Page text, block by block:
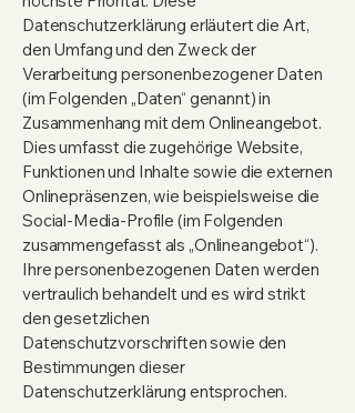
Datenschutzerklärung erläutert die Art,
den Umfang und den Zweck der
Verarbeitung personenbezogener Daten
(im Folgenden „Daten“ genannt) in
Zusammenhang mit dem Onlineangebot.
Dies umfasst die zugehörige Website,
Funktionen und Inhalte sowie die externen
Onlinepräsenzen, wie beispielsweise die
Social-Media-Profile (im Folgenden
zusammengefasst als „Onlineangebot“).
Ihre personenbezogenen Daten werden
vertraulich behandelt und es wird strikt
den gesetzlichen
Datenschutzvorschriften sowie den
Bestimmungen dieser
Datenschutzerklärung entsprochen.